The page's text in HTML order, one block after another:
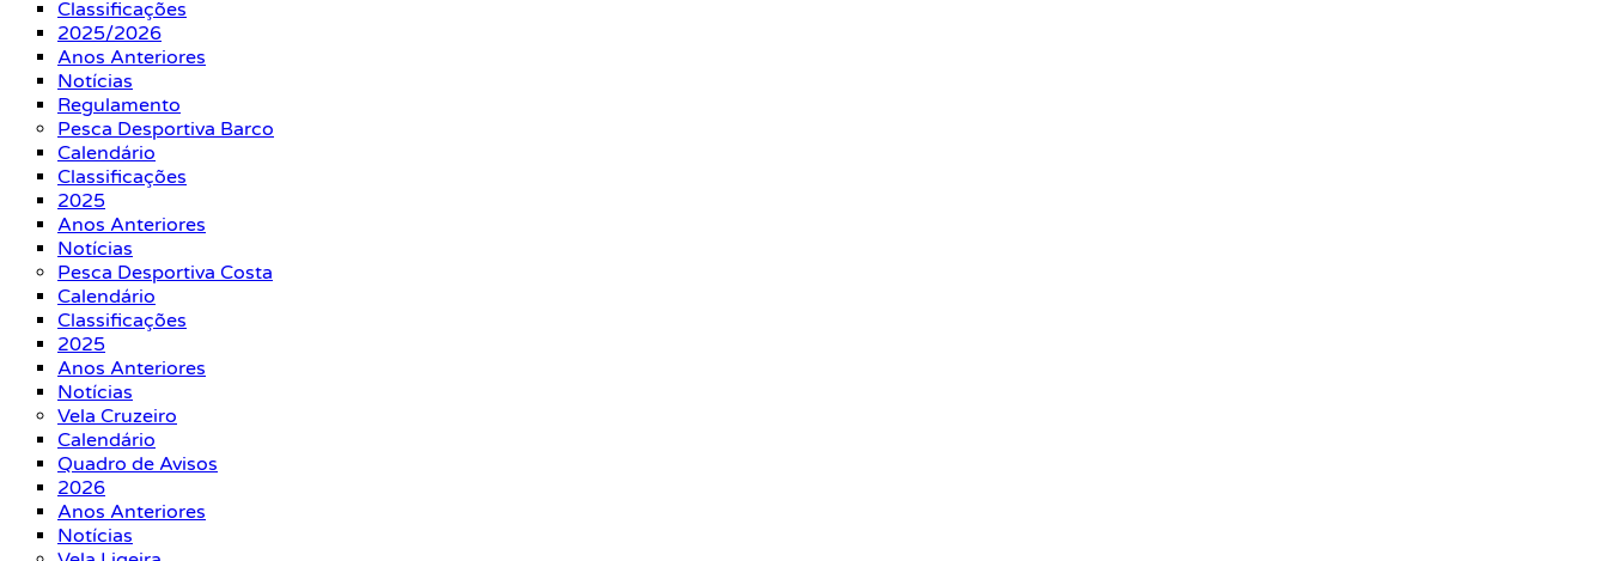
Classificações
2025/2026
Anos Anteriores
Notícias
Regulamento
Pesca Desportiva Barco
Calendário
Classificações
2025
Anos Anteriores
Notícias
Pesca Desportiva Costa
Calendário
Classificações
2025
Anos Anteriores
Notícias
Vela Cruzeiro
Calendário
Quadro de Avisos
2026
Anos Anteriores
Notícias